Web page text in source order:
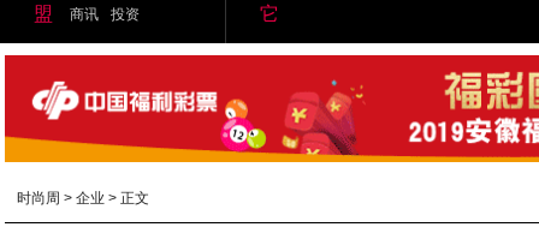
盟
商讯
投资
它
时尚周 >企业 > 正文